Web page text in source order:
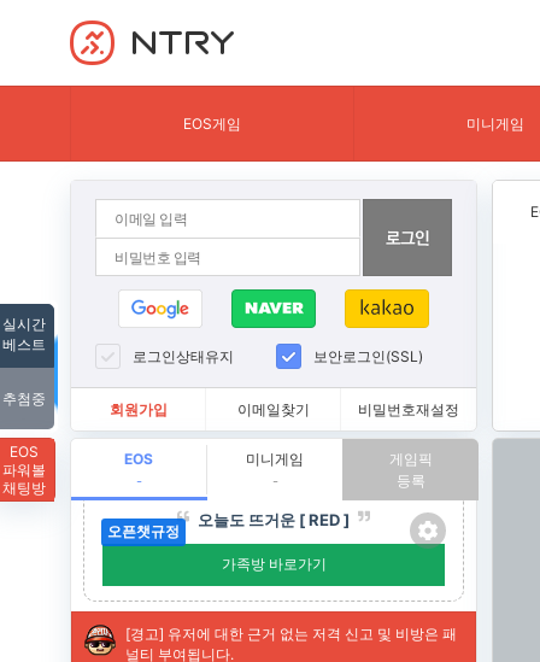
NTRY
EOS게임 미니게임
로그인상태유지 보안로그인(SSL)
회원가입 이메일찾기 비밀번호재설정
EOS
-
미니게임
-
게임픽
등록
실시간
베스트
추첨중
EOS
파워볼
채팅방